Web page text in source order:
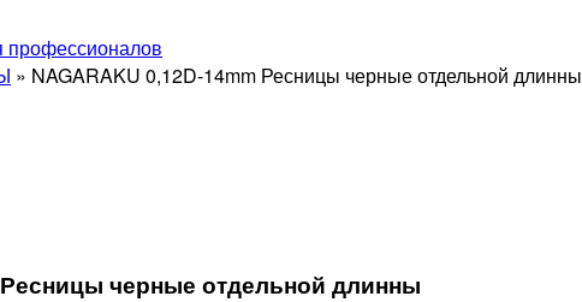
профессионалов
» NAGARAKU 0,12D-14mm Ресницы черные отдельной длинны
Ресницы черные отдельной длинны